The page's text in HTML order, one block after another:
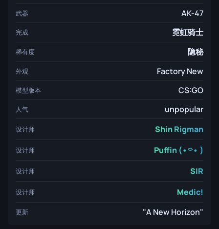
武器 AK-47
完成 霓虹骑士
稀有度 隐秘
外观 Factory New
模型版本 CS:GO
人气 unpopular
设计师 Shin Rigman
设计师 Puffin (•⌔• )
设计师 SIR
设计师 Medic!
更新 "A New Horizon"